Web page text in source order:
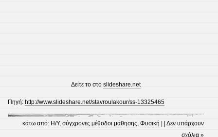
Δείτε το στοslideshare.net
Πηγή: http://www.slideshare.net/stavroulakour/ss-13325465
κάτω από: Η/Υ,σύγχρονες μέθοδοι μάθησης,Φυσική | |Δεν υπάρχουν
σχόλια »